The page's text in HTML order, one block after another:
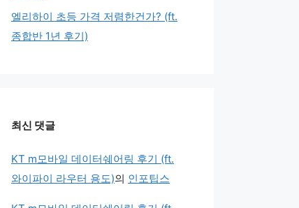
엘리하이 초등 가격 저렴한건가? (ft.
종합반 1년 후기)
최신 댓글
KT m모바일 데이터쉐어링 후기 (ft.
와이파이 라우터 용도)의 인포팁스